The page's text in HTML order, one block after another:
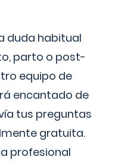
duda habitual
parto o post-
equipo de
encantado de
tus preguntas
gratuita.
profesional